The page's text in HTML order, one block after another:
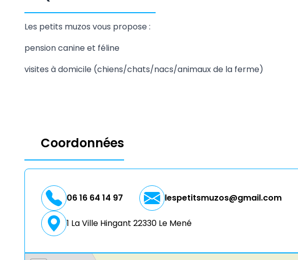
Les petits muzos vous propose :
pension canine et féline
visites à domicile (chiens/chats/nacs/animaux de la ferme)
Coordonnées
06 16 64 14 97 lespetitsmuzos@gmail.com
1 La Ville Hingant 22330 Le Mené